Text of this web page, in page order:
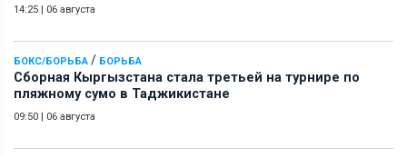
14:25 | 06 августа
БОКС/БОРЬБА / БОРЬБА
Сборная Кыргызстана стала третьей на турнире по
пляжному сумо в Таджикистане
09:50 | 06 августа